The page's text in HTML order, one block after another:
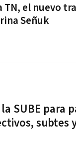
TN, el nuevo
Señuk
SUBE para
subtes